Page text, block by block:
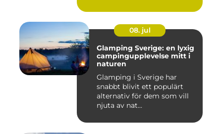
08. jul
Glamping Sverige: en lyxig
campingupplevelse mitt i
naturen
Glamping i Sverige har
snabbt blivit ett populärt
alternativ för dem som vill
njuta av nat...